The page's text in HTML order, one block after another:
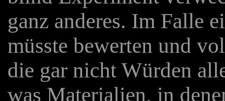
ganz anderes. Im Falle
müsste bewerten und
die gar nicht Würden
was Materialien, in